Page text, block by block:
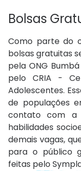
Bolsas
Como parte do
bolsas gratuitas
pela ONG
pelo CRIA -
Adolescentes.
de populações
contato com a
habilidades
demais vagas,
para o público
feitas pelo